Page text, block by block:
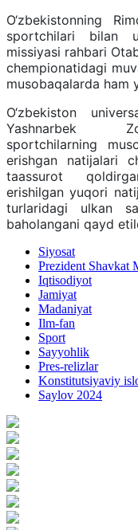
O‘zbekistonning
sportchilari bilan
missiyasi rahbari
chempionatidagi
musobaqalarda ham
O‘zbekiston
Yashnarbek
sportchilarning
erishgan natijalari
taassurot
erishilgan yuqori
turlaridagi ulkan
baholangani qayd
Siyosat
Prezident Shavkat
Iqtisodiyot
Jamiyat
Madaniyat
Ilm-fan
Sport
Sayyohlik
Pres-relizlar
Konstitutsiyaviy
Saylov 2024